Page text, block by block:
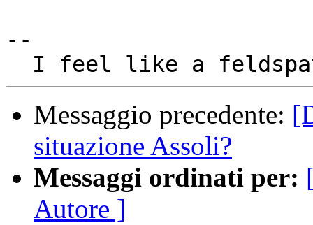
--
Messaggio precedente:
situazione Assoli?
Messaggi ordinati per:
Autore ]